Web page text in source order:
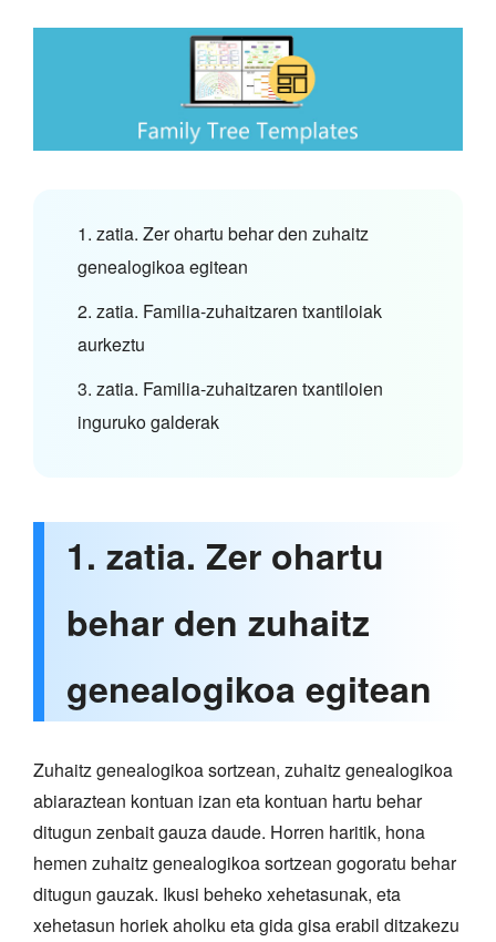
1. zatia. Zer ohartu behar den zuhaitz
genealogikoa egitean
2. zatia. Familia-zuhaitzaren txantiloiak
aurkeztu
3. zatia. Familia-zuhaitzaren txantiloien
inguruko galderak
1. zatia. Zer ohartu
behar den zuhaitz
genealogikoa egitean
Zuhaitz genealogikoa sortzean, zuhaitz genealogikoa
abiaraztean kontuan izan eta kontuan hartu behar
ditugun zenbait gauza daude. Horren haritik, hona
hemen zuhaitz genealogikoa sortzean gogoratu behar
ditugun gauzak. Ikusi beheko xehetasunak, eta
xehetasun horiek aholku eta gida gisa erabil ditzakezu